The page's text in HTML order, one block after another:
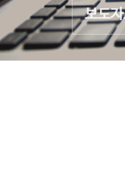
보도